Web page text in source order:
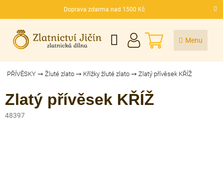
Doprava zdarma nad 1500 Kč
CZK
NÁKUPNÍ
KOŠÍK
PŘÍVĚSKY Žluté zlato Křížky žluté zlato Zlatý přívěsek KŘÍŽ
Zlatý přívěsek KŘÍŽ
48397